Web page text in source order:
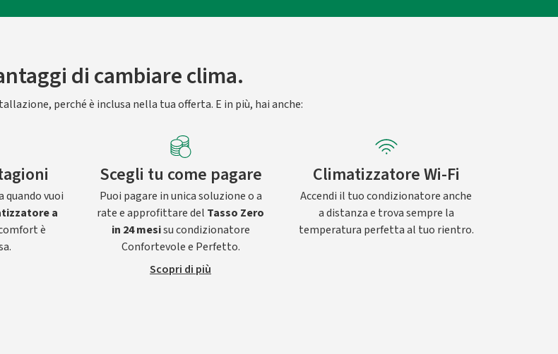
di cambiare clima.
perché è inclusa nella tua offerta. E in più, hai anche:
quando vuoi
a
è
Scegli tu come pagare
Puoi pagare in unica soluzione o a
rate e approfittare del Tasso Zero
in 24 mesisu condizionatore
Confortevole e Perfetto.
Scopri di più
Climatizzatore Wi-Fi
Accendi il tuo condizionatore anche
a distanza e trova sempre la
temperatura perfetta al tuo rientro.